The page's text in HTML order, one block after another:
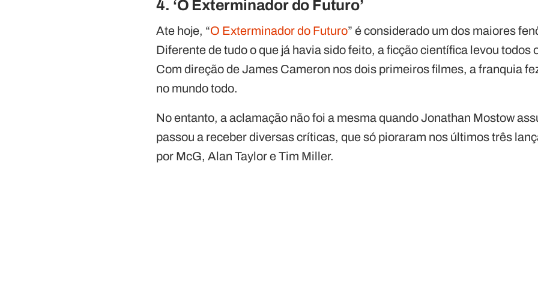
4. ‘O Exterminador do Futuro’
Ate hoje, “O Exterminador do Futuro” é considerado um dos maiores
Diferente de tudo o que já havia sido feito, a ficção científica levou todos
Com direção de James Cameron nos dois primeiros filmes, a franquia
no mundo todo.
No entanto, a aclamação não foi a mesma quando Jonathan Mostow
passou a receber diversas críticas, que só pioraram nos últimos três
por McG, Alan Taylor e Tim Miller.